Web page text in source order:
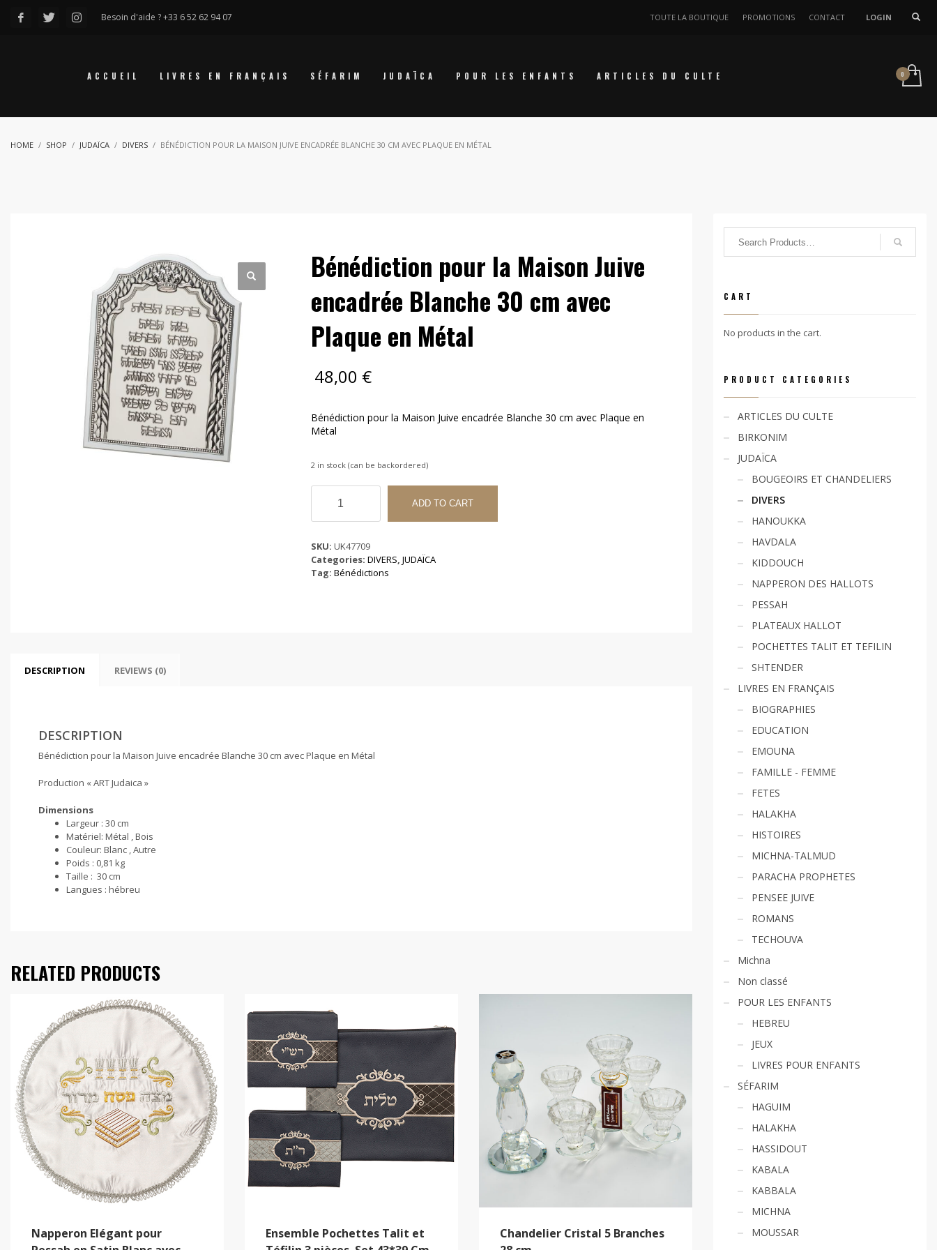
Besoin d'aide ? +33 6 52 62 94 07 TOUTE LA BOUTIQUE PROMOTIONS CONTACT LOGIN
ACCUEIL LIVRES EN FRANÇAIS SÉFARIM JUDAÏCA POUR LES ENFANTS ARTICLES DU CULTE
HOME SHOP JUDAÏCA DIVERS BÉNÉDICTION POUR LA MAISON JUIVE ENCADRÉE BLANCHE 30 CM AVEC PLAQUE EN MÉTAL
Bénédiction pour la Maison Juive
encadrée Blanche 30 cm avec
Plaque en Métal
48,00 €
Bénédiction pour la Maison Juive encadrée Blanche 30 cm avec Plaque en
Métal
2 in stock (can be backordered)
Bénédiction
la
Juive
encadrée
Blanche
ADD TO CART
SKU: UK47709
Categories: DIVERS, JUDAÏCA
Tag: Bénédictions
DESCRIPTION REVIEWS (0)
DESCRIPTION
Bénédiction pour la Maison Juive encadrée Blanche 30 cm avec Plaque en Métal
Production « ART Judaica »
Dimensions
Largeur : 30 cm
Matériel: Métal , Bois
Couleur: Blanc , Autre
Poids : 0,81 kg
Taille : 30 cm
Langues : hébreu
RELATED PRODUCTS
Napperon Elégant pour
Ensemble Pochettes Talit et
Chandelier Cristal 5 Branches
CART
No products in the cart.
PRODUCT CATEGORIES
ARTICLES DU CULTE
BIRKONIM
JUDAÏCA
BOUGEOIRS ET CHANDELIERS
DIVERS
HANOUKKA
HAVDALA
KIDDOUCH
NAPPERON DES HALLOTS
PESSAH
PLATEAUX HALLOT
POCHETTES TALIT ET TEFILIN
SHTENDER
LIVRES EN FRANÇAIS
BIOGRAPHIES
EDUCATION
EMOUNA
FAMILLE - FEMME
FETES
HALAKHA
HISTOIRES
MICHNA-TALMUD
PARACHA PROPHETES
PENSEE JUIVE
ROMANS
TECHOUVA
Michna
Non classé
POUR LES ENFANTS
HEBREU
JEUX
LIVRES POUR ENFANTS
SÉFARIM
HAGUIM
HALAKHA
HASSIDOUT
KABALA
KABBALA
MICHNA
MOUSSAR